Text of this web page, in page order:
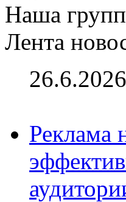
Наша
Лента
Реклама